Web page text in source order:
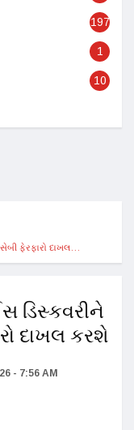
197
1
10
ફેરફારો દાખલ…
ડિસ્કવરીને
દાખલ કરશે
- 7:56 AM